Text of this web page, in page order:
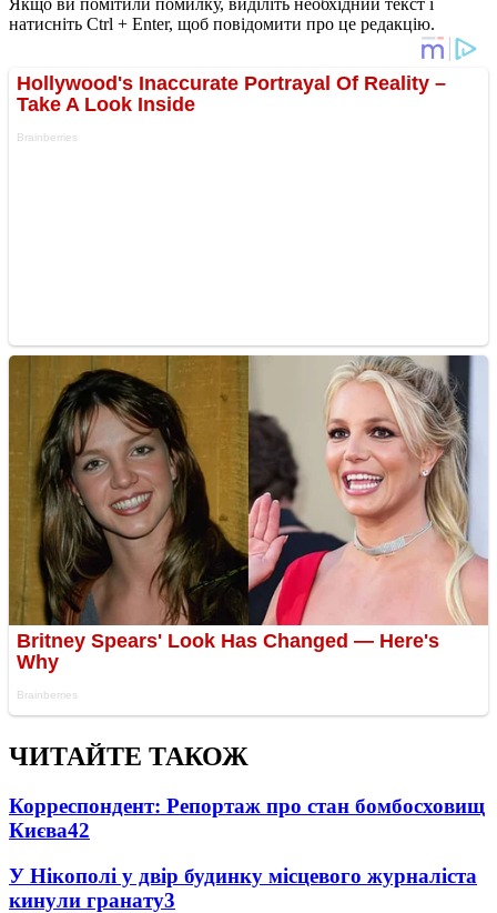
натисніть Ctrl + Enter, щоб повідомити про це редакцію.
ЧИТАЙТЕ ТАКОЖ
Корреспондент: Репортаж про стан бомбосховищ
Києва42
У Нікополі у двір будинку місцевого журналіста
кинули гранату3